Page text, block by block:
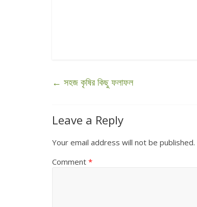
← সহজ কৃষির কিছু ফলাফল
Leave a Reply
Your email address will not be published.
Comment *